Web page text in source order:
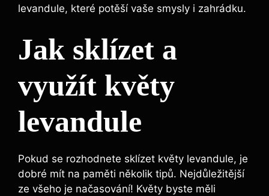
levandule, které potěší vaše smysly i zahrádku.
Jak sklízet a
využít květy
levandule
Pokud se rozhodnete sklízet květy levandule, je
dobré mít na paměti několik tipů. Nejdůležitější
ze všeho je načasování! Květy byste měli